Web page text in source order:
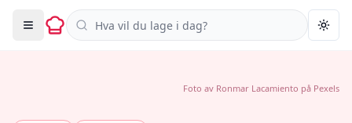
Søk i oppskrifter
Foto av Ronmar Lacamiento på Pexels